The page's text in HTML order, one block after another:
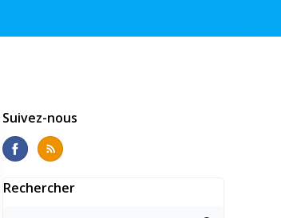
Suivez-nous
Rechercher